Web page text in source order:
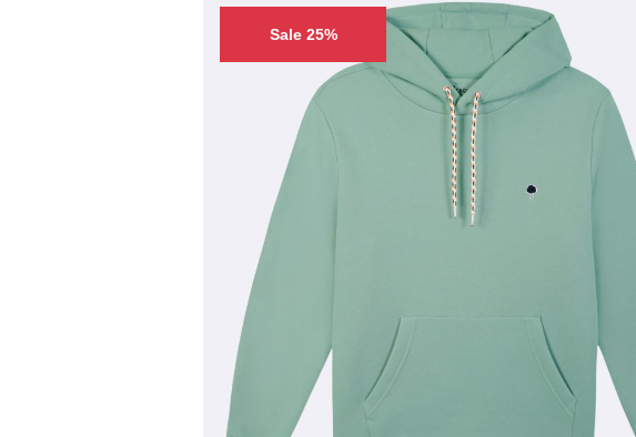
Sale 25%